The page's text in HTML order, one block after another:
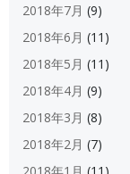
2018年7月 (9)
2018年6月 (11)
2018年5月 (11)
2018年4月 (9)
2018年3月 (8)
2018年2月 (7)